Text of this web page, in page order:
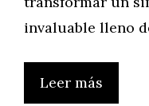
invaluable lleno
Leer más